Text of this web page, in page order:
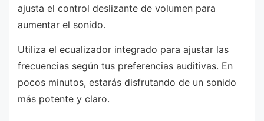
ajusta el control deslizante de volumen para
aumentar el sonido.
Utiliza el ecualizador integrado para ajustar las
frecuencias según tus preferencias auditivas. En
pocos minutos, estarás disfrutando de un sonido
más potente y claro.